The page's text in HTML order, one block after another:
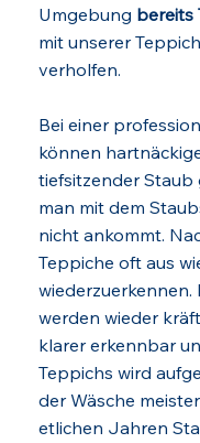
Umgebung bereits
mit unserer
verholfen.
Bei einer
können
tiefsitzender Staub
man mit dem
nicht ankommt.
Teppiche oft aus
wiederzuerkennen.
werden wieder
klarer erkennbar
Teppichs wird
der Wäsche
etlichen Jahren